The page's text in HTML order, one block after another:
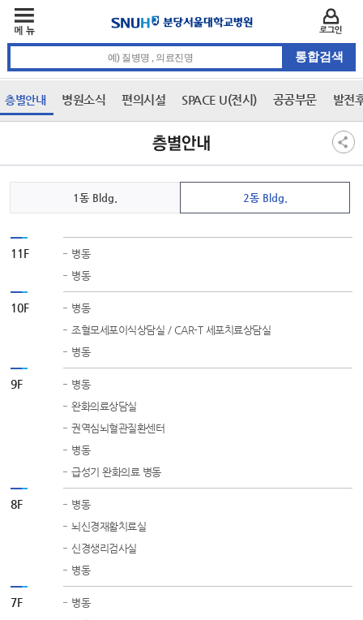
층별안내 병원소식 편의시설 SPACE U(전시) 공공부문 발전
층별안내
1동 Bldg. 2동 Bldg.
11F
병동
병동
10F
병동
조혈모세포이식상담실 / CAR-T 세포치료상담실
병동
9F
병동
완화의료상담실
권역심뇌혈관질환센터
병동
급성기 완화의료 병동
8F
병동
뇌신경재활치료실
신경생리검사실
병동
7F
병동